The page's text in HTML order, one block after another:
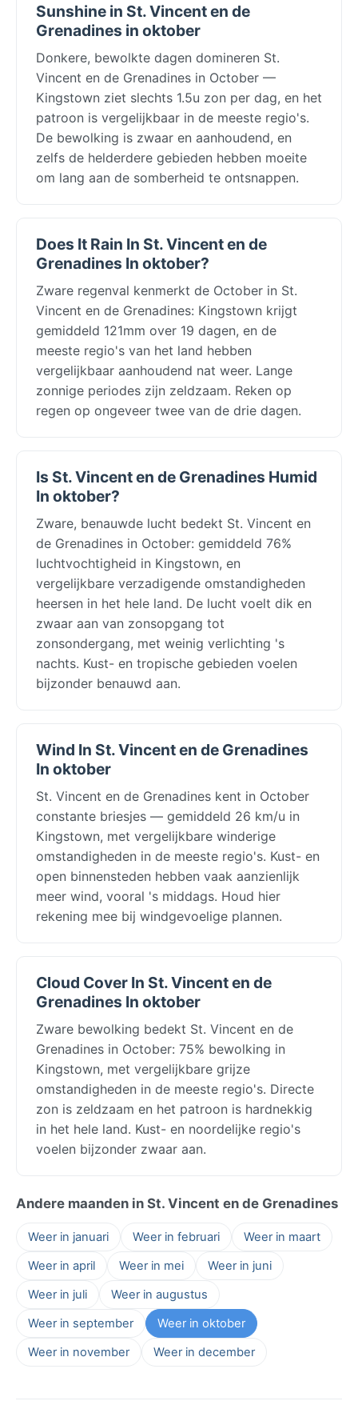
Sunshine in St. Vincent en de
Grenadines in oktober
Donkere, bewolkte dagen domineren St.
Vincent en de Grenadines in October —
Kingstown ziet slechts 1.5u zon per dag, en het
patroon is vergelijkbaar in de meeste regio's.
De bewolking is zwaar en aanhoudend, en
zelfs de helderdere gebieden hebben moeite
om lang aan de somberheid te ontsnappen.
Does It Rain In St. Vincent en de
Grenadines In oktober?
Zware regenval kenmerkt de October in St.
Vincent en de Grenadines: Kingstown krijgt
gemiddeld 121mm over 19 dagen, en de
meeste regio's van het land hebben
vergelijkbaar aanhoudend nat weer. Lange
zonnige periodes zijn zeldzaam. Reken op
regen op ongeveer twee van de drie dagen.
Is St. Vincent en de Grenadines Humid
In oktober?
Zware, benauwde lucht bedekt St. Vincent en
de Grenadines in October: gemiddeld 76%
luchtvochtigheid in Kingstown, en
vergelijkbare verzadigende omstandigheden
heersen in het hele land. De lucht voelt dik en
zwaar aan van zonsopgang tot
zonsondergang, met weinig verlichting 's
nachts. Kust- en tropische gebieden voelen
bijzonder benauwd aan.
Wind In St. Vincent en de Grenadines
In oktober
St. Vincent en de Grenadines kent in October
constante briesjes — gemiddeld 26 km/u in
Kingstown, met vergelijkbare winderige
omstandigheden in de meeste regio's. Kust- en
open binnensteden hebben vaak aanzienlijk
meer wind, vooral 's middags. Houd hier
rekening mee bij windgevoelige plannen.
Cloud Cover In St. Vincent en de
Grenadines In oktober
Zware bewolking bedekt St. Vincent en de
Grenadines in October: 75% bewolking in
Kingstown, met vergelijkbare grijze
omstandigheden in de meeste regio's. Directe
zon is zeldzaam en het patroon is hardnekkig
in het hele land. Kust- en noordelijke regio's
voelen bijzonder zwaar aan.
Andere maanden in St. Vincent en de Grenadines
Weer in januari Weer in februari
Weer in maart
Weer in april
Weer in mei
Weer in juni
Weer in juli
Weer in augustus
Weer in september
Weer in oktober
Weer in november
Weer in december